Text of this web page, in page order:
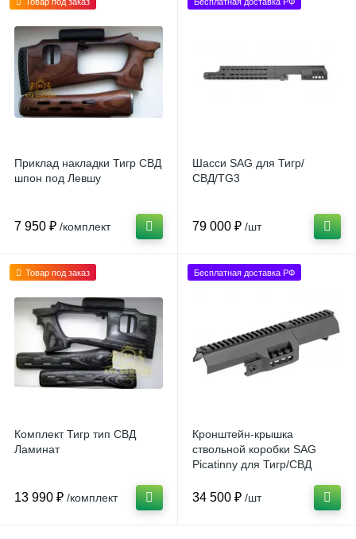
Приклад накладки Тигр СВД
шпон под Левшу
7 950 ₽ /комплект
Шасси SAG для Тигр/
СВД/TG3
79 000 ₽ /шт
Товар под заказ
Комплект Тигр тип СВД
Ламинат
13 990 ₽ /комплект
Бесплатная доставка РФ
Кронштейн-крышка
ствольной коробки SAG
Picatinny для Тигр/СВД
34 500 ₽ /шт